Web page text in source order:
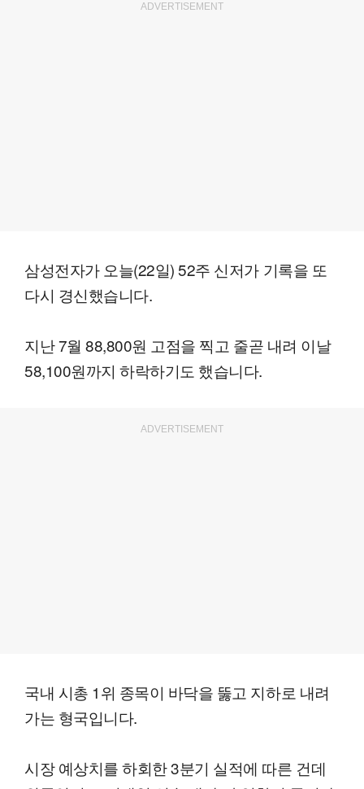
ADVERTISEMENT
삼성전자가 오늘(22일) 52주 신저가 기록을 또
다시 경신했습니다.
지난 7월 88,800원 고점을 찍고 줄곧 내려 이날
58,100원까지 하락하기도 했습니다.
ADVERTISEMENT
국내 시총 1위 종목이 바닥을 뚫고 지하로 내려
가는 형국입니다.
시장 예상치를 하회한 3분기 실적에 따른 건데